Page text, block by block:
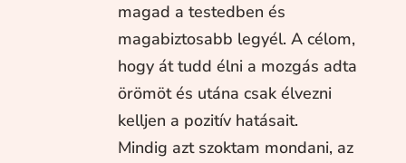
magad a testedben és
magabiztosabb legyél. A célom,
hogy át tudd élni a mozgás adta
örömöt és utána csak élvezni
kelljen a pozitív hatásait.
Mindig azt szoktam mondani, az